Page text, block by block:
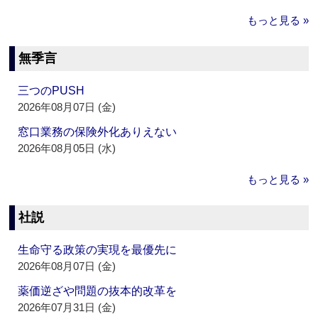
もっと見る »
無季言
三つのPUSH
2026年08月07日 (金)
窓口業務の保険外化ありえない
2026年08月05日 (水)
もっと見る »
社説
生命守る政策の実現を最優先に
2026年08月07日 (金)
薬価逆ざや問題の抜本的改革を
2026年07月31日 (金)